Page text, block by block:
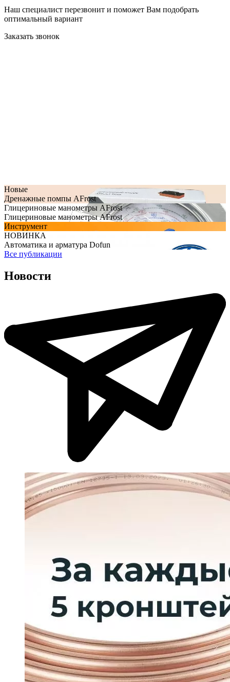
Наш специалист перезвонит и поможет Вам подобрать
оптимальный вариант
Заказать звонок
Новые
Дренажные помпы AFrost
Глицериновые манометры AFrost
Глицериновые манометры AFrost
Инструмент
НОВИНКА
Автоматика и арматура Dofun
Все публикации
Новости